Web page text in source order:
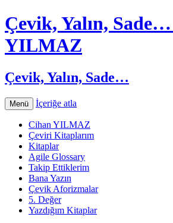
Çevik, Yalın,
YILMAZ
Çevik, Yalın, Sade…
Menü İçeriğe atla
Cihan YILMAZ
Çeviri Kitaplarım
Kitaplar
Agile Glossary
Takip Ettiklerim
Bana Yazın
Çevik Aforizmalar
5. Değer
Yazdığım Kitaplar